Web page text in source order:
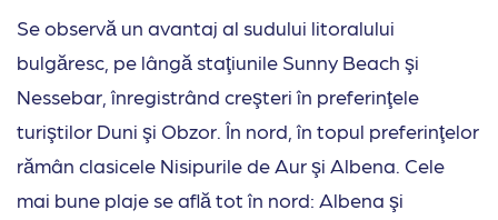
Se observă un avantaj al sudului litoralului
bulgăresc, pe lângă staţiunile Sunny Beach şi
Nessebar, înregistrând creşteri în preferinţele
turiştilor Duni şi Obzor. În nord, în topul preferinţelor
rămân clasicele Nisipurile de Aur şi Albena. Cele
mai bune plaje se află tot în nord: Albena şi